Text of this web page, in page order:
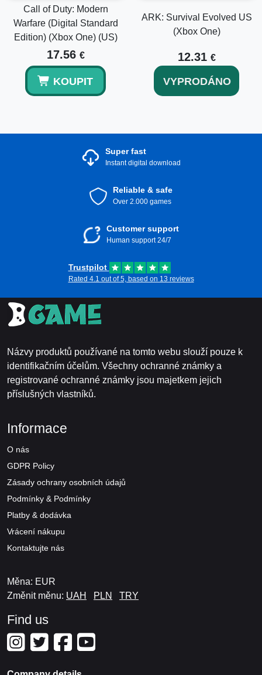
Call of Duty: Modern
Warfare (Digital Standard
Edition) (Xbox One) (US)
17.56 €
KOUPIT
ARK: Survival Evolved US
(Xbox One)
12.31 €
VYPRODÁNO
Super fast
Instant digital download
Reliable & safe
Over 2.000 games
Customer support
Human support 24/7
Trustpilot
Rated 4.1 out of 5, based on 13 reviews
Názvy produktů používané na tomto webu slouží pouze k
identifikačním účelům. Všechny ochranné známky a
registrované ochranné známky jsou majetkem jejich
příslušných vlastníků.
Informace
O nás
GDPR Policy
Zásady ochrany osobních údajů
Podmínky & Podmínky
Platby & dodávka
Vrácení nákupu
Kontaktujte nás
Měna: EUR
Změnit měnu: UAH PLN TRY
Find us